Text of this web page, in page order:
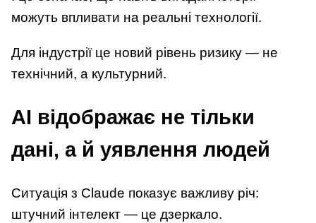
можуть впливати на реальні технології.
Для індустрії це новий рівень ризику — не
технічний, а культурний.
AI відображає не тільки
дані, а й уявлення людей
Ситуація з Claude показує важливу річ:
штучний інтелект — це дзеркало.